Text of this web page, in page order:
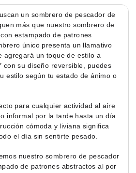
un sombrero de pescador de
más que nuestro sombrero de
estampado de patrones
único presenta un llamativo
agregará un toque de estilo a
con su diseño reversible, puedes
estilo según tu estado de ánimo o
para cualquier actividad al aire
informal por la tarde hasta un día
cómoda y liviana significa
el día sin sentirte pesado.
nuestro sombrero de pescador
de patrones abstractos al por